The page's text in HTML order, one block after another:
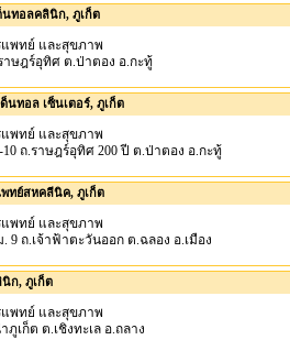
นทอลคลินิก, ภูเก็ต
พทย์ และสุขภาพ
าษฎร์อุทิศ ต.ป่าตอง อ.กะทู้
นทอล เซ็นเตอร์, ภูเก็ต
พทย์ และสุขภาพ
10 ถ.ราษฎร์อุทิศ 200 ปี ต.ป่าตอง อ.กะทู้
ทย์สหคลีนิค, ภูเก็ต
พทย์ และสุขภาพ
. 9 ถ.เจ้าฟ้าตะวันออก ต.ฉลอง อ.เมือง
ก, ภูเก็ต
พทย์ และสุขภาพ
ภูเก็ต ต.เชิงทะเล อ.ถลาง